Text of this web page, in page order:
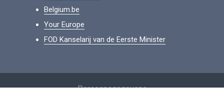
Belgium.be
Your Europe
FOD Kanselarij van de Eerste Minister